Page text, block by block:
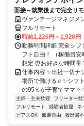
面接～就業後まで完全リ
ヴァンテージマネジメ
フルリモート
時給1,226円～1,920円
勤務時間詳細 完全シ
フト自由！ （稼働目
想定 ⏰お好きな時間帯
仕事内容 ✨出社一切ナ
場所で働ける♫ ✨シフ
の95％が子育てママ ༶
主婦・主夫歓迎 フリーター歓
フルリモート
経験者歓迎 ネ
ピアスOK
服装自由 履歴書